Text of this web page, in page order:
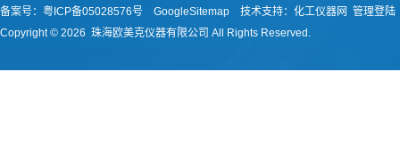
备案号： 粤ICP备05028576号 GoogleSitemap 技术支持： 化工仪器网 管理登陆
Copyright © 2026 珠海欧美克仪器有限公司 All Rights Reserved.